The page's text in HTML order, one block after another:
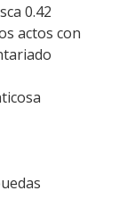
0.42
actos con